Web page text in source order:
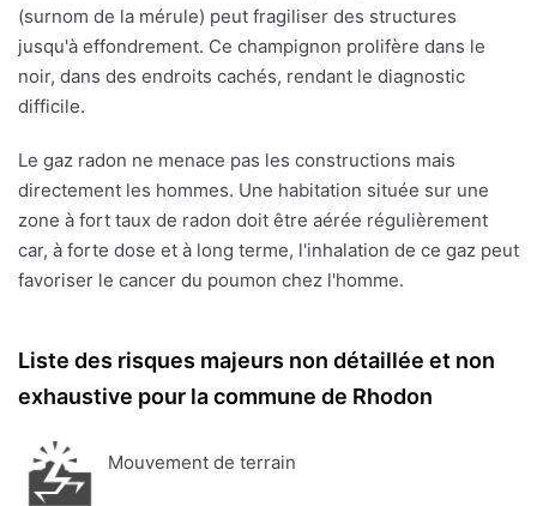
(surnom de la mérule) peut fragiliser des structures
jusqu'à effondrement. Ce champignon prolifère dans le
noir, dans des endroits cachés, rendant le diagnostic
difficile.
Le gaz radon ne menace pas les constructions mais
directement les hommes. Une habitation située sur une
zone à fort taux de radon doit être aérée régulièrement
car, à forte dose et à long terme, l'inhalation de ce gaz peut
favoriser le cancer du poumon chez l'homme.
Liste des risques majeurs non détaillée et non
exhaustive pour la commune de Rhodon
Mouvement de terrain